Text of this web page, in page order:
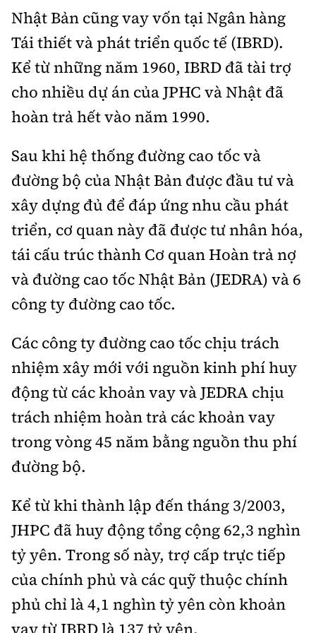
Nhật Bản cũng vay vốn tại Ngân hàng
Tái thiết và phát triển quốc tế (IBRD).
Kể từ những năm 1960, IBRD đã tài trợ
cho nhiều dự án của JPHC và Nhật đã
hoàn trả hết vào năm 1990.
Sau khi hệ thống đường cao tốc và
đường bộ của Nhật Bản được đầu tư và
xây dựng đủ để đáp ứng nhu cầu phát
triển, cơ quan này đã được tư nhân hóa,
tái cấu trúc thành Cơ quan Hoàn trả nợ
và đường cao tốc Nhật Bản (JEDRA) và 6
công ty đường cao tốc.
Các công ty đường cao tốc chịu trách
nhiệm xây mới với nguồn kinh phí huy
động từ các khoản vay và JEDRA chịu
trách nhiệm hoàn trả các khoản vay
trong vòng 45 năm bằng nguồn thu phí
đường bộ.
Kể từ khi thành lập đến tháng 3/2003,
JHPC đã huy động tổng cộng 62,3 nghìn
tỷ yên. Trong số này, trợ cấp trực tiếp
của chính phủ và các quỹ thuộc chính
phủ chỉ là 4,1 nghìn tỷ yên còn khoản